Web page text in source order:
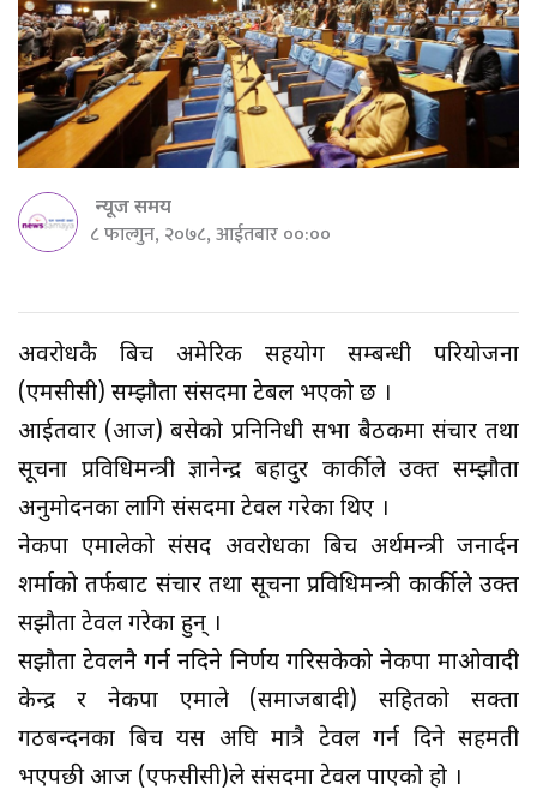
न्यूज समय
८ फाल्गुन, २०७८, आईतबार ००:००
अवरोधकै बिच अमेरिकी सहयोग सम्बन्धी परियोजना
(एमसीसी) सम्झौता संसदमा टेबल भएको छ ।
आईतवार (आज) बसेको प्रनिनिधी सभा बैठकमा संचार तथा
सूचना प्रविधिमन्त्री ज्ञानेन्द्र बहादुर कार्कीले उक्त सम्झौता
अनुमोदनका लागि संसदमा टेवल गरेका थिए ।
नेकपा एमालेको संसद अवरोधका बिच अर्थमन्त्री जनार्दन
शर्माको तर्फबाट संचार तथा सूचना प्रविधिमन्त्री कार्कीले उक्त
सझौता टेवल गरेका हुन् ।
सझौता टेवलनै गर्न नदिने निर्णय गरिसकेको नेकपा माओवादी
केन्द्र र नेकपा एमाले (समाजबादी) सहितको सक्ता
गठबन्दनका बिच यस अघि मात्रै टेवल गर्न दिने सहमती
भएपछी आज (एफसीसी)ले संसदमा टेवल पाएको हो ।